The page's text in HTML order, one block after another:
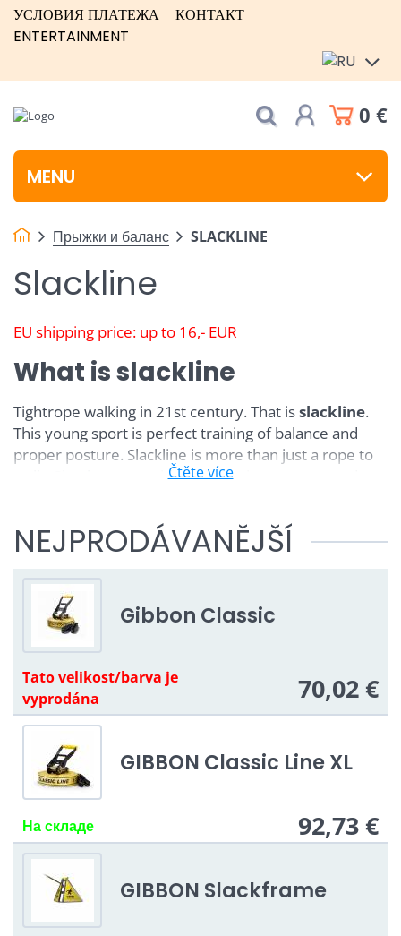
УСЛОВИЯ ПЛАТЕЖА
КОНТАКТ
ENTERTAINMENT
0 €
MENU
Прыжки и баланс SLACKLINE
Slackline
EU shipping price: up to 16,- EUR
What is slackline
Tightrope walking in 21st century. That isslackline.
This young sport is perfect training of balance and
proper posture. Slackline is more than just a rope to
walk. Check out our video. HOPsej.cz recommends
For maximum fun with friends and family visit
theTrickline section
Slackline video
Equilibrium slacklines | e-Shop slackline|
Slackline for kids
Čtěte více
NEJPRODÁVANĚJŠÍ
Gibbon Classic
Tato velikost/barva je
vyprodána
70,02 €
GIBBON Classic Line XL
На складе 92,73 €
GIBBON Slackframe